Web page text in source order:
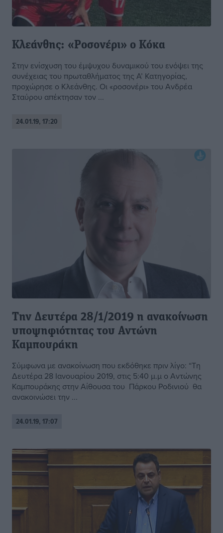
Κλεάνθης: «Ροσονέρι» ο Κόκα
Στην ενίσχυση του έμψυχου δυναμικού του ενόψει της
συνέχειας του πρωταθλήματος της Α’ Κατηγορίας,
προχώρησε ο Κλεάνθης. Οι «ροσονέρι» του Ανδρέα
Σταύρου απέκτησαν τον ...
24.01.19, 17:20
Την Δευτέρα 28/1/2019 η ανακοίνωση
υποψηφιότητας του Αντώνη
Καμπουράκη
Σύμφωνα με ανακοίνωση που εκδόθηκε πριν λίγο: “Τη
Δευτέρα 28 Ιανουαρίου 2019, στις 5:40 μ.μ ο Αντώνης
Καμπουράκης στην Αίθουσα του Πάρκου Ροδινιού θα
ανακοινώσει την ...
24.01.19, 17:07